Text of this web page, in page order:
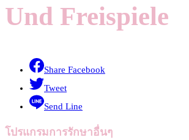
Und Freispiele
Share Facebook
Tweet
Send Line
โปรแกรมการรักษาอื่นๆ